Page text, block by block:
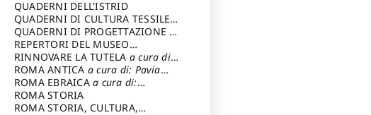
centrale per il restauro e la
conservazione del patrimonio
archivistico e librario
QUADERNI DELL'ISTRID
QUADERNI DI CULTURA TESSILEa
cura di: Crispolti Livia
QUADERNI DI PROGETTAZIONE a
cura di: Giura Longo Tommaso
REPERTORI DEL MUSEO
CENTRALE DEL RISORGIMENTOa
cura di: Pizzo Marco
RINNOVARE LA TUTELA a cura di:
Cicalò Enrico
ROMA ANTICA a cura di: Pavia
Carlo
ROMA EBRAICAa cura di:
Procaccia Claudio
ROMA STORIA
ROMA STORIA, CULTURA,